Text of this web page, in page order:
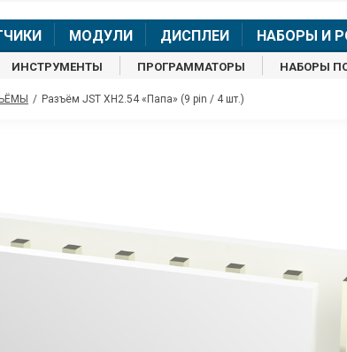
МОДУЛИ ДИСПЛЕИ НАБОРЫ И
ИНСТРУМЕНТЫ ПРОГРАММАТОРЫ НАБОРЫ
/ Разъём JST XH2.54 «Папа» (9 pin / 4 шт.)
звонки и аудио
Менеджер
shop@iarduino.ru